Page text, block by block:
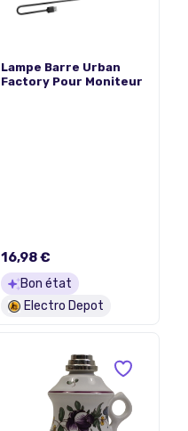
Lampe Barre Urban
Factory Pour Moniteur
16,98 €
Bon état
Electro Depot